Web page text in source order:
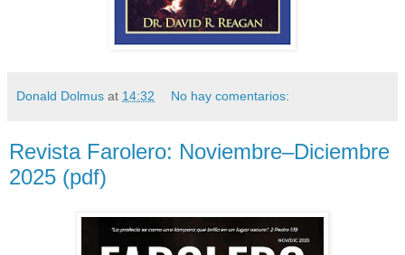
Donald Dolmus at 14:32 No hay comentarios:
Revista Farolero: Noviembre–Diciembre
2025 (pdf)